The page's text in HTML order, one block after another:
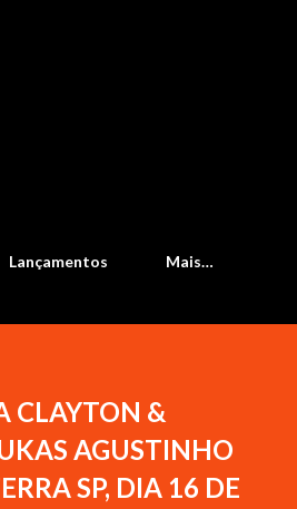
Lançamentos Mais…
CLAYTON &
AGUSTINHO
SP, DIA 16 DE